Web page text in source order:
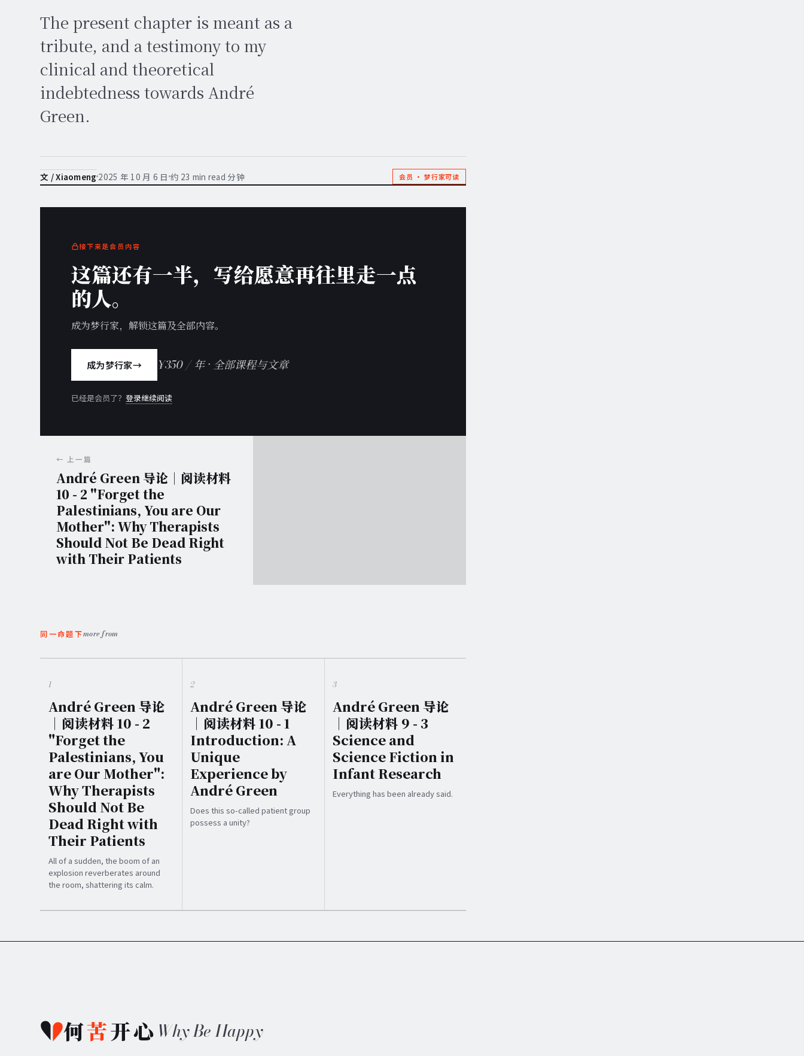
The present chapter is meant as a
tribute, and a testimony to my
clinical and theoretical
indebtedness towards André
Green.
文 / Xiaomeng2025 年 10 月 6 日 约 23 min read 分钟 会员 · 梦行家可读
接下来是会员内容
这篇还有一半，写给愿意再往里走一点
的人。
成为梦行家，解锁这篇及全部内容。
成为梦行家→ ¥350 / 年 · 全部课程与文章
已经是会员了？登录继续阅读
← 上一篇
André Green 导论｜阅读材料
10 - 2 "Forget the
Palestinians, You are Our
Mother": Why Therapists
Should Not Be Dead Right
with Their Patients
同一命题下more from
1
André Green 导论
｜阅读材料 10 - 2
"Forget the
Palestinians, You
are Our Mother":
Why Therapists
Should Not Be
Dead Right with
Their Patients
All of a sudden, the boom of an
explosion reverberates around
the room, shattering its calm.
2
André Green 导论
｜阅读材料 10 - 1
Introduction: A
Unique
Experience by
André Green
Does this so-called patient group
possess a unity?
3
André Green 导论
｜阅读材料 9 - 3
Science and
Science Fiction in
Infant Research
Everything has been already said.
何苦开心 Why Be Happy